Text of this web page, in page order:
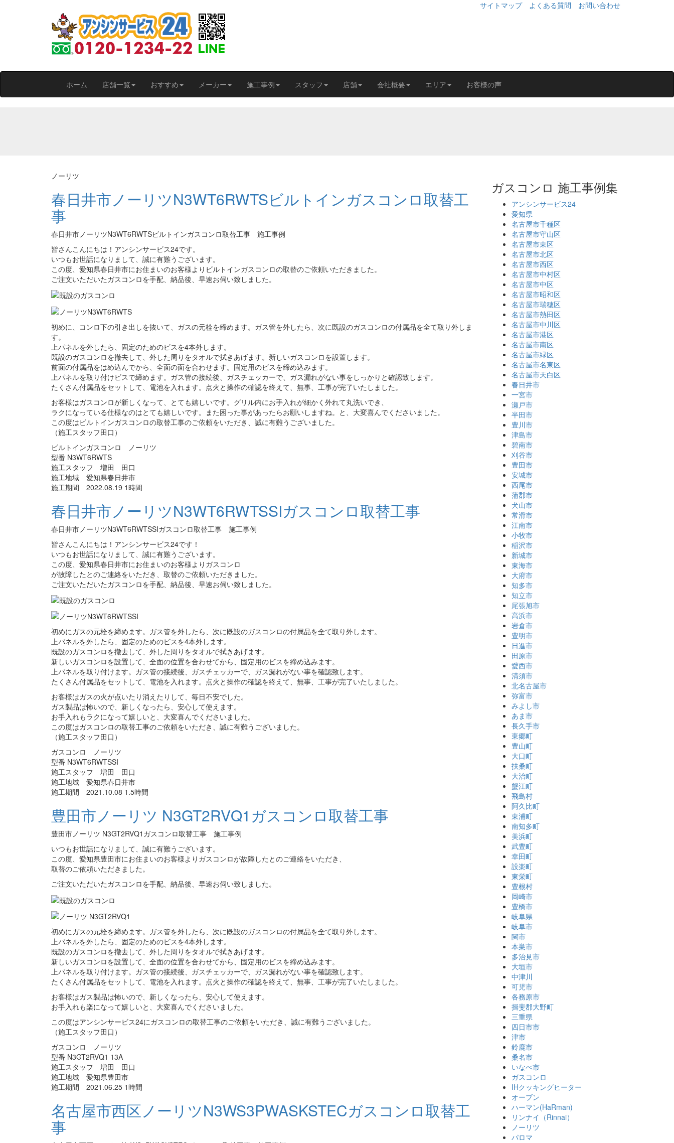
サイトマップ よくある質問 お問い合わせ
ホーム 店舗一覧 おすすめ メーカー 施工事例 スタッフ 店舗 会社概要 エリア お客様の声
ノーリツ
春日井市ノーリツN3WT6RWTSビルトインガスコンロ取替工
事
春日井市ノーリツN3WT6RWTSビルトインガスコンロ取替工事 施工事例
皆さんこんにちは！アンシンサービス24です。
いつもお世話になりまして、誠に有難うございます。
この度、愛知県春日井市にお住まいのお客様よりビルトインガスコンロの取替のご依頼いただきました。
ご注文いただいたガスコンロを手配、納品後、早速お伺い致しました。
初めに、コンロ下の引き出しを抜いて、ガスの元栓を締めます。ガス管を外したら、次に既設のガスコンロの付属品を全て取り外しま
す。
上パネルを外したら、固定のためのビスを4本外します。
既設のガスコンロを撤去して、外した周りをタオルで拭きあげます。新しいガスコンロを設置します。
前面の付属品をはめ込んでから、全面の面を合わせます。固定用のビスを締め込みます。
上パネルを取り付けビスで締めます。ガス管の接続後、ガスチェッカーで、ガス漏れがない事をしっかりと確認致します。
たくさん付属品をセットして、電池を入れます。点火と操作の確認を終えて、無事、工事が完了いたしました。
お客様はガスコンロが新しくなって、とても嬉しいです。グリル内にお手入れが細かく外れて丸洗いでき、
ラクになっている仕様なのはとても嬉しいです。また困った事があったらお願いしますね。と、大変喜んでくださいました。
この度はビルトインガスコンロの取替工事のご依頼をいただき、誠に有難うございました。
（施工スタッフ田口）
ビルトインガスコンロ ノーリツ
型番 N3WT6RWTS
施工スタッフ 増田 田口
施工地域 愛知県春日井市
施工期間 2022.08.19 1時間
春日井市ノーリツN3WT6RWTSSIガスコンロ取替工事
春日井市ノーリツN3WT6RWTSSIガスコンロ取替工事 施工事例
皆さんこんにちは！アンシンサービス24です！
いつもお世話になりまして、誠に有難うございます。
この度、愛知県春日井市にお住まいのお客様よりガスコンロ
が故障したとのご連絡をいただき、取替のご依頼いただきました。
ご注文いただいたガスコンロを手配、納品後、早速お伺い致しました。
初めにガスの元栓を締めます。ガス管を外したら、次に既設のガスコンロの付属品を全て取り外します。
上パネルを外したら、固定のためのビスを4本外します。
既設のガスコンロを撤去して、外した周りをタオルで拭きあげます。
新しいガスコンロを設置して、全面の位置を合わせてから、固定用のビスを締め込みます。
上パネルを取り付けます。ガス管の接続後、ガスチェッカーで、ガス漏れがない事を確認致します。
たくさん付属品をセットして、電池を入れます。点火と操作の確認を終えて、無事、工事が完了いたしました。
お客様はガスの火が点いたり消えたりして、毎日不安でした。
ガス製品は怖いので、新しくなったら、安心して使えます。
お手入れもラクになって嬉しいと、大変喜んでくださいました。
この度はガスコンロの取替工事のご依頼をいただき、誠に有難うございました。
（施工スタッフ田口）
ガスコンロ ノーリツ
型番 N3WT6RWTSSI
施工スタッフ 増田 田口
施工地域 愛知県春日井市
施工期間 2021.10.08 1.5時間
豊田市ノーリツ N3GT2RVQ1ガスコンロ取替工事
豊田市ノーリツ N3GT2RVQ1ガスコンロ取替工事 施工事例
いつもお世話になりまして、誠に有難うございます。
この度、愛知県豊田市にお住まいのお客様よりガスコンロが故障したとのご連絡をいただき、
取替のご依頼いただきました。
ご注文いただいたガスコンロを手配、納品後、早速お伺い致しました。
初めにガスの元栓を締めます。ガス管を外したら、次に既設のガスコンロの付属品を全て取り外します。
上パネルを外したら、固定のためのビスを4本外します。
既設のガスコンロを撤去して、外した周りをタオルで拭きあげます。
新しいガスコンロを設置して、全面の位置を合わせてから、固定用のビスを締め込みます。
上パネルを取り付けます。ガス管の接続後、ガスチェッカーで、ガス漏れがない事を確認致します。
たくさん付属品をセットして、電池を入れます。点火と操作の確認を終えて、無事、工事が完了いたしました。
お客様はガス製品は怖いので、新しくなったら、安心して使えます。
お手入れも楽になって嬉しいと、大変喜んでくださいました。
この度はアンシンサービス24にガスコンロの取替工事のご依頼をいただき、誠に有難うございました。
（施工スタッフ田口）
ガスコンロ ノーリツ
型番 N3GT2RVQ1 13A
施工スタッフ 増田 田口
施工地域 愛知県豊田市
施工期間 2021.06.25 1時間
名古屋市西区ノーリツN3WS3PWASKSTECガスコンロ取替工
事
ガスコンロ 施工事例集
アンシンサービス24
愛知県
名古屋市千種区
名古屋市守山区
名古屋市東区
名古屋市北区
名古屋市西区
名古屋市中村区
名古屋市中区
名古屋市昭和区
名古屋市瑞穂区
名古屋市熱田区
名古屋市中川区
名古屋市港区
名古屋市南区
名古屋市緑区
名古屋市名東区
名古屋市天白区
春日井市
一宮市
瀬戸市
半田市
豊川市
津島市
碧南市
刈谷市
豊田市
安城市
西尾市
蒲郡市
犬山市
常滑市
江南市
小牧市
稲沢市
新城市
東海市
大府市
知多市
知立市
尾張旭市
高浜市
岩倉市
豊明市
日進市
田原市
愛西市
清須市
北名古屋市
弥富市
みよし市
あま市
長久手市
東郷町
豊山町
大口町
扶桑町
大治町
蟹江町
飛島村
阿久比町
東浦町
南知多町
美浜町
武豊町
幸田町
設楽町
東栄町
豊根村
岡崎市
豊橋市
岐阜県
岐阜市
関市
本巣市
多治見市
大垣市
中津川
可児市
各務原市
揖斐郡大野町
三重県
四日市市
津市
鈴鹿市
桑名市
いなべ市
ガスコンロ
IHクッキングヒーター
オーブン
ハーマン(HaRman)
リンナイ（Rinnai）
ノーリツ
パロマ